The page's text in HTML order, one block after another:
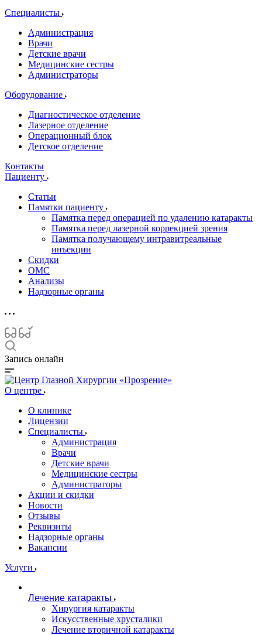
Специалисты
Администрация
Врачи
Детские врачи
Медицинские сестры
Администраторы
Оборудование
Диагностическое отделение
Лазерное отделение
Операционный блок
Детское отделение
Контакты
Пациенту
Статьи
Памятки пациенту
Памятка перед операцией по удалению катаракты
Памятка перед лазерной коррекцией зрения
Памятка получающему интравитреальные
инъекции
Скидки
ОМС
Анализы
Надзорные органы
Запись онлайн
О центре
О клинике
Лицензии
Специалисты
Администрация
Врачи
Детские врачи
Медицинские сестры
Администраторы
Акции и скидки
Новости
Отзывы
Реквизиты
Надзорные органы
Вакансии
Услуги
Лечение катаракты
Хирургия катаракты
Искусственные хрусталики
Лечение вторичной катаракты